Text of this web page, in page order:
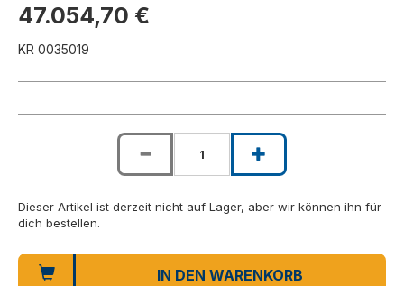
47.054,70 €
KR 0035019
Dieser Artikel ist derzeit nicht auf Lager, aber wir können ihn für
dich bestellen.
IN DEN WARENKORB